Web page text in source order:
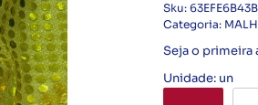
Sku:
Categoria:
Seja o primeira
Unidade: un